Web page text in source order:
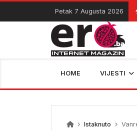
Skip
content
Petak 7 Augusta 2026
HOME VIJESTI
Istaknuto